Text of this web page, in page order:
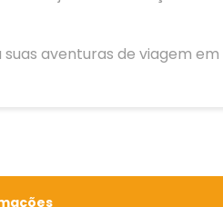
aventuras de viagem